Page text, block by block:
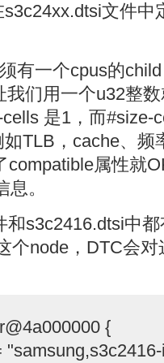
文件
有一个cpus的
们用一个u32整
是1，而#size-
TLB，cache、频
compatible属性就
。
和s3c2416.dtsi中
个node，DTC会
{